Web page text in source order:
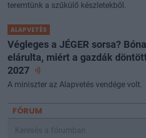
teremtünk a szűkülő készletekből.
ALAPVETÉS
Végleges a JÉGER sorsa?
elárulta, miért a gazdák
2027
A miniszter az Alapvetés vendége volt.
FÓRUM